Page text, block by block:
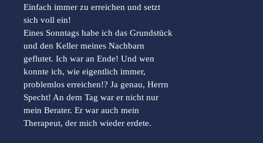
Einfach immer zu erreichen und setzt
sich voll ein!
Eines Sonntags habe ich das Grundstück
und den Keller meines Nachbarn
geflutet. Ich war an Ende! Und wen
konnte ich, wie eigentlich immer,
problemlos erreichen!? Ja genau, Herrn
Specht! An dem Tag war er nicht nur
mein Berater. Er war auch mein
Therapeut, der mich wieder erdete.